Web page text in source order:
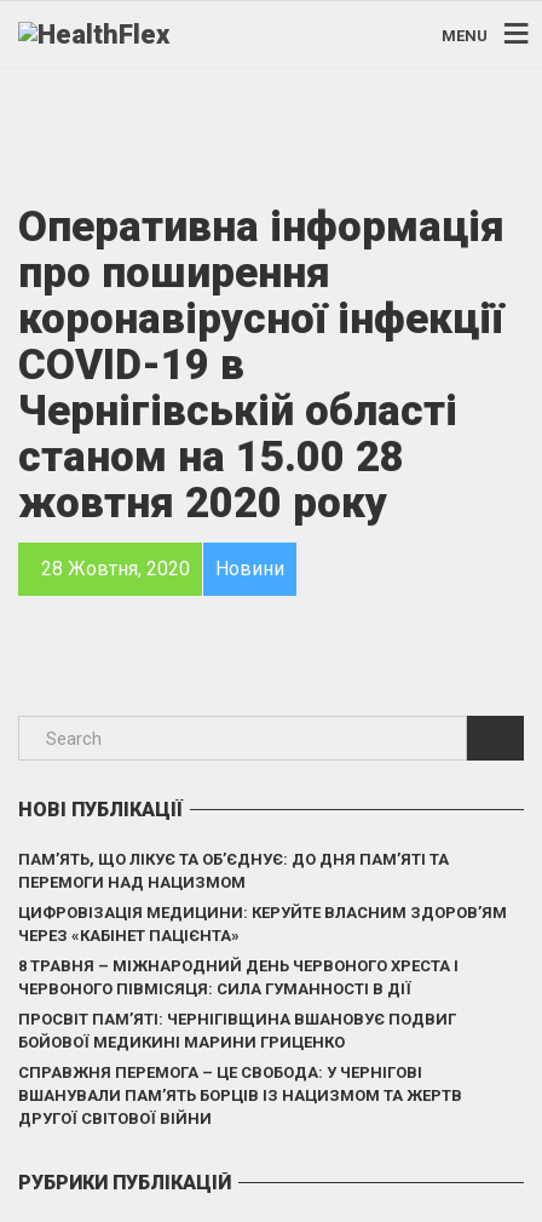
MENU
Оперативна інформація
про поширення
коронавірусної інфекції
COVID-19 в
Чернігівській області
станом на 15.00 28
жовтня 2020 року
28 Жовтня, 2020 Новини
НОВІ ПУБЛІКАЦІЇ
ПАМ’ЯТЬ, ЩО ЛІКУЄ ТА ОБ’ЄДНУЄ: ДО ДНЯ ПАМ’ЯТІ ТА
ПЕРЕМОГИ НАД НАЦИЗМОМ
ЦИФРОВІЗАЦІЯ МЕДИЦИНИ: КЕРУЙТЕ ВЛАСНИМ ЗДОРОВ’ЯМ
ЧЕРЕЗ «КАБІНЕТ ПАЦІЄНТА»
8 ТРАВНЯ – МІЖНАРОДНИЙ ДЕНЬ ЧЕРВОНОГО ХРЕСТА І
ЧЕРВОНОГО ПІВМІСЯЦЯ: СИЛА ГУМАННОСТІ В ДІЇ
ПРОСВІТ ПАМ’ЯТІ: ЧЕРНІГІВЩИНА ВШАНОВУЄ ПОДВИГ
БОЙОВОЇ МЕДИКИНІ МАРИНИ ГРИЦЕНКО
СПРАВЖНЯ ПЕРЕМОГА – ЦЕ СВОБОДА: У ЧЕРНІГОВІ
ВШАНУВАЛИ ПАМ’ЯТЬ БОРЦІВ ІЗ НАЦИЗМОМ ТА ЖЕРТВ
ДРУГОЇ СВІТОВОЇ ВІЙНИ
РУБРИКИ ПУБЛІКАЦІЙ